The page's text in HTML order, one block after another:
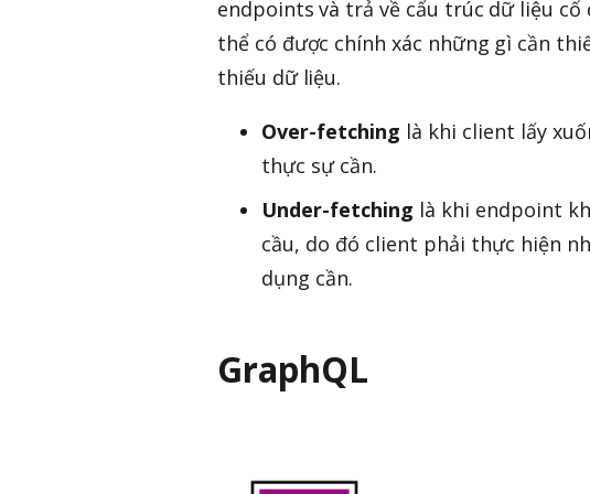
endpoints và trả về cấu trúc dữ liệu
thể có được chính xác những gì cần
thiếu dữ liệu.
Over-fetching là khi client lấy
thực sự cần.
Under-fetching là khi endpoint
cầu, do đó client phải thực hiện
dụng cần.
GraphQL